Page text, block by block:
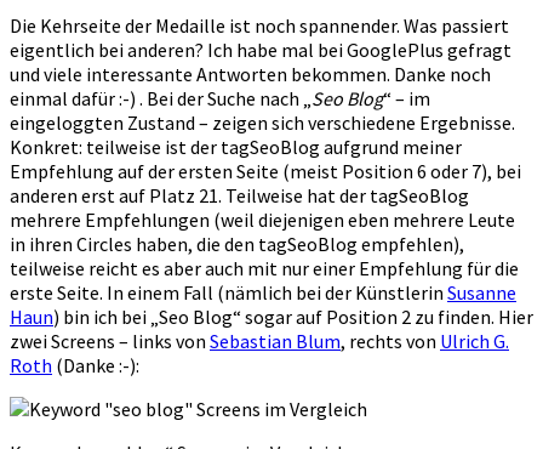
Die Kehrseite der Medaille ist noch spannender. Was passiert
eigentlich bei anderen? Ich habe mal bei GooglePlus gefragt
und viele interessante Antworten bekommen. Danke noch
einmal dafür :-) . Bei der Suche nach „ Seo Blog“ – im
eingeloggten Zustand – zeigen sich verschiedene Ergebnisse.
Konkret: teilweise ist der tagSeoBlog aufgrund meiner
Empfehlung auf der ersten Seite (meist Position 6 oder 7), bei
anderen erst auf Platz 21. Teilweise hat der tagSeoBlog
mehrere Empfehlungen (weil diejenigen eben mehrere Leute
in ihren Circles haben, die den tagSeoBlog empfehlen),
teilweise reicht es aber auch mit nur einer Empfehlung für die
erste Seite. In einem Fall (nämlich bei der Künstlerin Susanne
Haun) bin ich bei „Seo Blog“ sogar auf Position 2 zu finden. Hier
zwei Screens – links von Sebastian Blum, rechts von Ulrich G.
Roth (Danke :-):